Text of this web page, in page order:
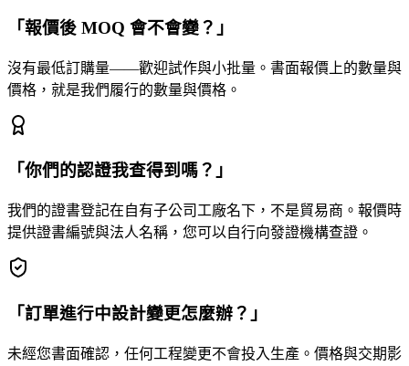
「報價後 MOQ 會不會變？」
沒有最低訂購量——歡迎試作與小批量。書面報價上的數量與
價格，就是我們履行的數量與價格。
「你們的認證我查得到嗎？」
我們的證書登記在自有子公司工廠名下，不是貿易商。報價時
提供證書編號與法人名稱，您可以自行向發證機構查證。
「訂單進行中設計變更怎麼辦？」
未經您書面確認，任何工程變更不會投入生產。價格與交期影